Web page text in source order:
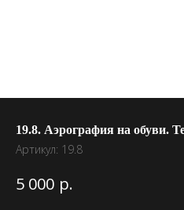
19.8. Аэрография на обуви.
Артикул: 19.8
5 000 р.